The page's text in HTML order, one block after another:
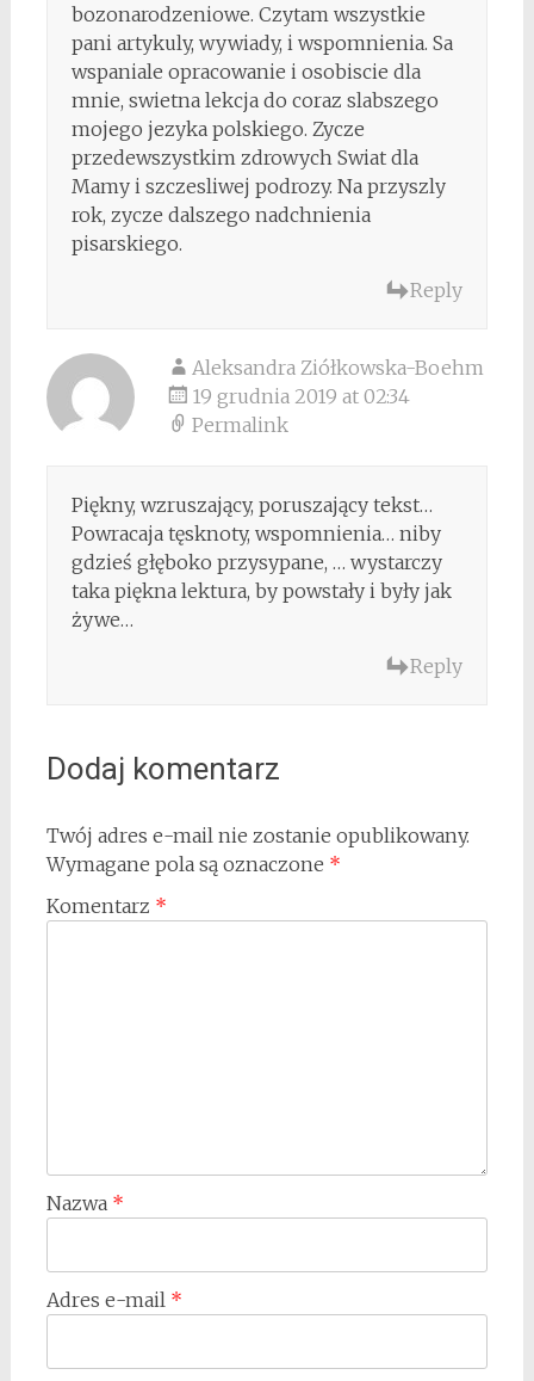
bozonarodzeniowe. Czytam wszystkie
pani artykuly, wywiady, i wspomnienia. Sa
wspaniale opracowanie i osobiscie dla
mnie, swietna lekcja do coraz slabszego
mojego jezyka polskiego. Zycze
przedewszystkim zdrowych Swiat dla
Mamy i szczesliwej podrozy. Na przyszly
rok, zycze dalszego nadchnienia
pisarskiego.
Reply
Aleksandra Ziółkowska-Boehm
19 grudnia 2019 at 02:34
Permalink
Piękny, wzruszający, poruszający tekst…
Powracaja tęsknoty, wspomnienia… niby
gdzieś głęboko przysypane, … wystarczy
taka piękna lektura, by powstały i były jak
żywe…
Reply
Dodaj komentarz
Twój adres e-mail nie zostanie opublikowany.
Wymagane pola są oznaczone *
Komentarz *
Nazwa *
Adres e-mail *